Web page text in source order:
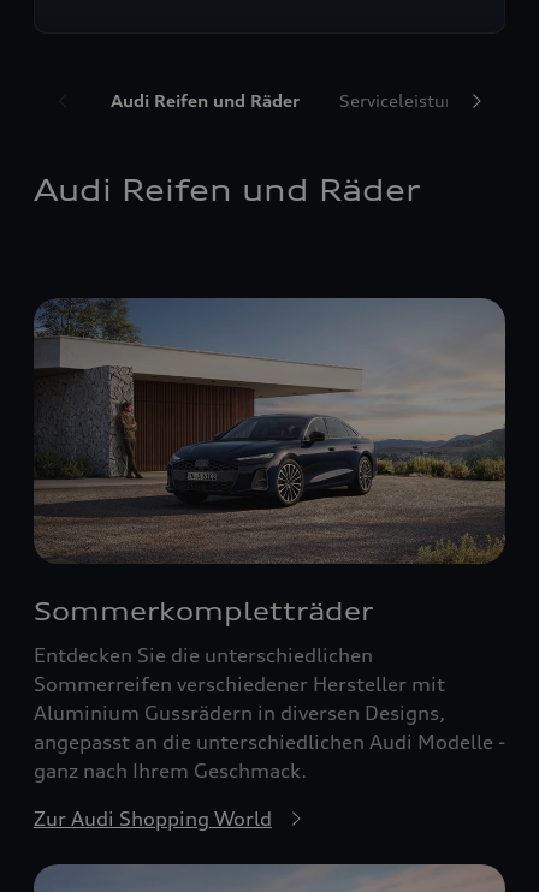
Audi Reifen und Räder Serviceleistungen
Audi Reifen und Räder
Sommerkompletträder
Entdecken Sie die unterschiedlichen
Sommerreifen verschiedener Hersteller mit
Aluminium Gussrädern in diversen Designs,
angepasst an die unterschiedlichen Audi Modelle -
ganz nach Ihrem Geschmack.
Zur Audi Shopping World